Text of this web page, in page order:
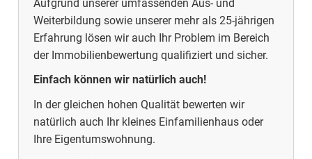
Aufgrund unserer umfassenden Aus- und
Weiterbildung sowie unserer mehr als 25-jährigen
Erfahrung lösen wir auch Ihr Problem im Bereich
der Immobilienbewertung qualifiziert und sicher.
Einfach können wir natürlich auch!
In der gleichen hohen Qualität bewerten wir
natürlich auch Ihr kleines Einfamilienhaus oder
Ihre Eigentumswohnung.